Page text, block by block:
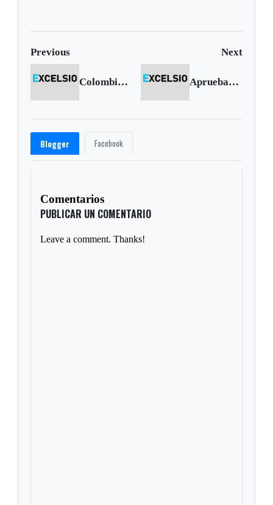
evacúan
Previous Next
Colombia primer país en el mundo en eliminar la 'ceguera de los ríos' Aprueban venta de la participación de la Nación en Isagén
Blogger Facebook
Comentarios
PUBLICAR UN COMENTARIO
Leave a comment. Thanks!